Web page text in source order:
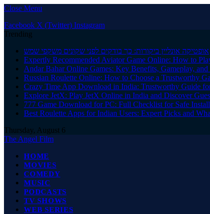
Close Menu
Facebook X (Twitter) Instagram
Trending
אופטיקה אונליין ביקורות: כך בודקים לפני שקונים משקפי שמש
Expertly Recommended Aviator Game Online: How to
Andar Bahar Online Games: Key Benefits, Gameplay,
Russian Roulette Online: How to Choose a Trustworthy
Crazy Time App Download in India: Trustworthy Guide
Explore JetX: Play JetX Online in India and Discover
777 Game Download for PC: Full Checklist for Safe
Best Roulette Apps for Indian Users: Expert Picks and
Thursday, August 6
The Angel Film
HOME
MOVIES
COMEDY
MUSIC
PODCASTS
TV SHOWS
WEB SERIES